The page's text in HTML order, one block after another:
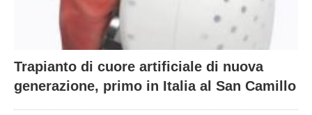
Trapianto di cuore artificiale di nuova
generazione, primo in Italia al San Camillo